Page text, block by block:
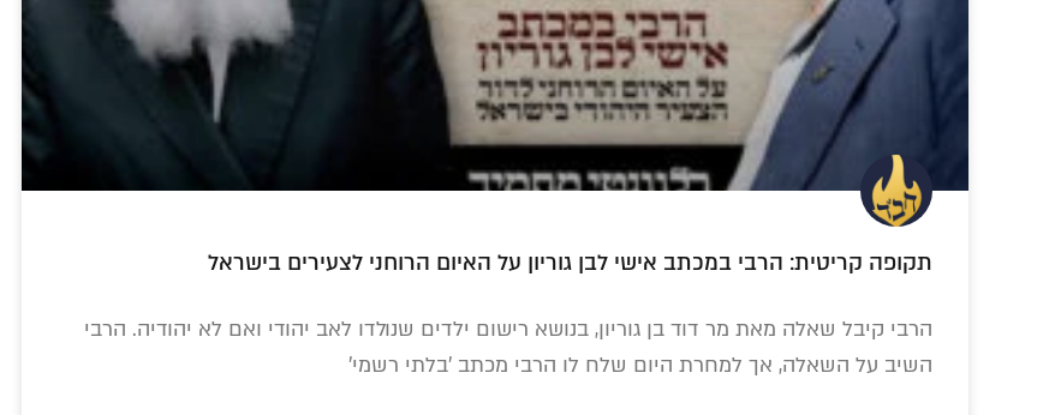
תקופה קריטית: הרבי במכתב אישי לבן גוריון על האיום הרוחני לצעירים בישראל
הרבי קיבל שאלה מאת מר דוד בן גוריון, בנושא רישום ילדים שנולדו לאב יהודי ואם לא יהודיה. הרבי
השיב על השאלה, אך למחרת היום שלח לו הרבי מכתב 'בלתי רשמי'